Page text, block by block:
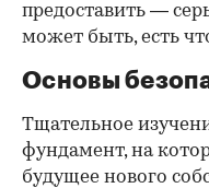
предоставить —
может быть, есть
Основы
Тщательное
фундамент, на
будущее нового